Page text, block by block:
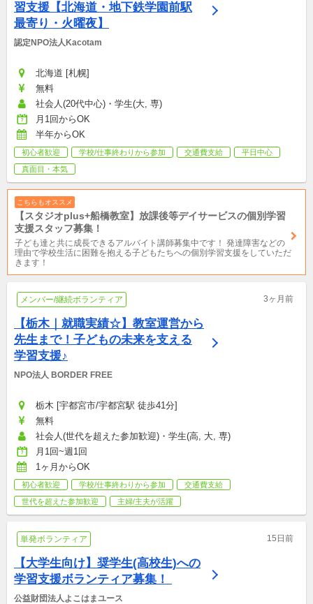
習支援【北海道・地下鉄学園前駅
最寄り・火曜夜】
認定NPO法人Kacotam
北海道 [札幌]
無料
社会人(20代中心)・学生(大, 専)
月1回からOK
半年からOK
初心者歓迎 学校/仕事終わりから参加 交通費支給
平日中心
真面目・本気
こちらもオススメ
【スタジオplus+船橋教室】放課後等デイサービスの個別学習
支援スタッフ募集！
子ども達と共に成長できるアルバイト講師募集中です！ 発達障害などの
理由で学校生活に困難を抱える子どもたちへの個別学習支援をしていただ
きます！
メンバー/継続ボランティア 3ヶ月前
【栃木｜就職実績☆】教室運営から
先生まで！子どもの未来を支える
学習支援♪
NPO法人 BORDER FREE
栃木 [宇都宮市/宇都宮駅 徒歩41分]
無料
社会人(世代を超えた参加歓迎)・学生(高, 大, 専)
月1回~週1回
1ヶ月からOK
初心者歓迎 学校/仕事終わりから参加
交通費支給
世代を超えた参加歓迎
主婦/主夫が活躍
単発ボランティア 15日前
【大学生向け】奨学生(高校生)への
公益財団法人よこはまユース